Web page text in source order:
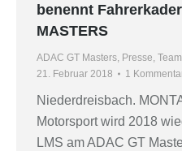
benennt
MASTERS
ADAC GT Masters, Presse, Team
21. Februar 2018
1
Niederdreisbach.
Motorsport wird 2018
LMS am ADAC GT